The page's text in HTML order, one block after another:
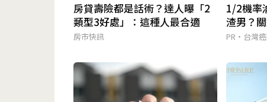
房貸壽險都是話術？達人曝「2
類型3好處」：這種人最合適
房市快訊
1/2機率
渣男？
PR・台灣